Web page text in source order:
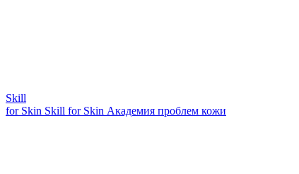
Skill
for Skin Skill for Skin Академия проблем кожи